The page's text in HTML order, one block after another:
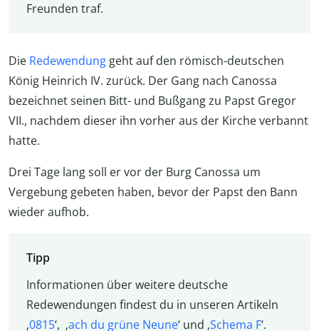
Freunden traf.
Die Redewendung geht auf den römisch-deutschen
König Heinrich IV. zurück. Der Gang nach Canossa
bezeichnet seinen Bitt- und Bußgang zu Papst Gregor
VII., nachdem dieser ihn vorher aus der Kirche verbannt
hatte.
Drei Tage lang soll er vor der Burg Canossa um
Vergebung gebeten haben, bevor der Papst den Bann
wieder aufhob.
Tipp
Informationen über weitere deutsche
Redewendungen findest du in unseren Artikeln
‚0815‘, ‚ach du grüne Neune‘ und ‚Schema F‘.